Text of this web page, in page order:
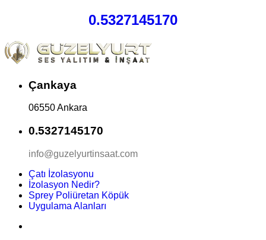
0.5327145170
Çankaya
06550 Ankara
0.5327145170
info@guzelyurtinsaat.com
Çatı İzolasyonu
İzolasyon Nedir?
Sprey Poliüretan Köpük
Uygulama Alanları